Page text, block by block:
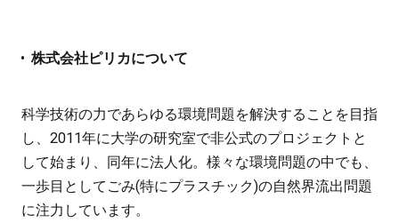
株式会社ピリカについて
科学技術の力であらゆる環境問題を解決することを目指
し、2011年に大学の研究室で非公式のプロジェクトと
して始まり、同年に法人化。様々な環境問題の中でも、
一歩目としてごみ(特にプラスチック)の自然界流出問題
に注力しています。